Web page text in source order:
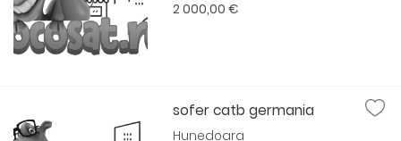
2 000,00 €
sofer catb germania
Hunedoara